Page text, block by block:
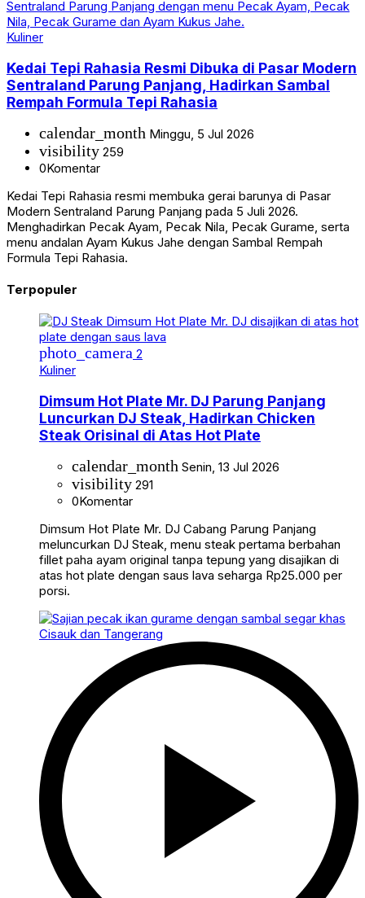
Kuliner
Kedai Tepi Rahasia Resmi Dibuka di Pasar Modern
Sentraland Parung Panjang, Hadirkan Sambal
Rempah Formula Tepi Rahasia
calendar_month Minggu, 5 Jul 2026
visibility 259
0Komentar
Kedai Tepi Rahasia resmi membuka gerai barunya di Pasar
Modern Sentraland Parung Panjang pada 5 Juli 2026.
Menghadirkan Pecak Ayam, Pecak Nila, Pecak Gurame, serta
menu andalan Ayam Kukus Jahe dengan Sambal Rempah
Formula Tepi Rahasia.
Terpopuler
photo_camera 2
Kuliner
Dimsum Hot Plate Mr. DJ Parung Panjang
Luncurkan DJ Steak, Hadirkan Chicken
Steak Orisinal di Atas Hot Plate
calendar_month Senin, 13 Jul 2026
visibility 291
0Komentar
Dimsum Hot Plate Mr. DJ Cabang Parung Panjang
meluncurkan DJ Steak, menu steak pertama berbahan
fillet paha ayam original tanpa tepung yang disajikan di
atas hot plate dengan saus lava seharga Rp25.000 per
porsi.